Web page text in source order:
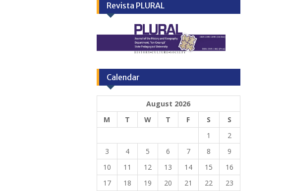
Revista PLURAL
Calendar
August 2026
M
T W T F S
S
1
2
3
4 5 6 7 8
9
10
11 12 13 14 15
16
17
18 19 20 21 22
23